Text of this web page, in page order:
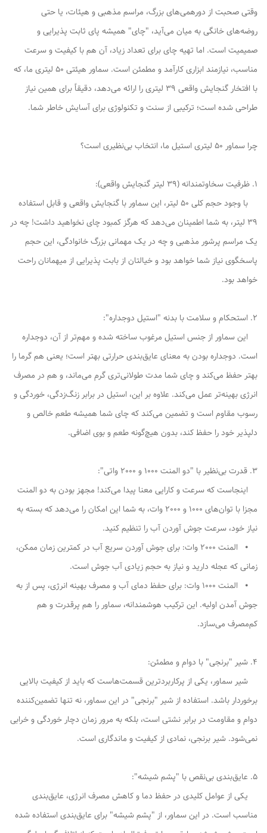
وقتی صحبت از دورهمی‌های بزرگ، مراسم مذهبی و هیئات، یا حتی
روضه‌های خانگی به میان می‌آید، "چای" همیشه پای ثابت پذیرایی و
صمیمیت است. اما تهیه چای برای تعداد زیاد، آن هم با کیفیت و سرعت
مناسب، نیازمند ابزاری کارآمد و مطمئن است. سماور هیئتی 50 لیتری ما، که
با افتخار گنجایش واقعی 39 لیتری را ارائه می‌دهد، دقیقاً برای همین نیاز
طراحی شده است؛ ترکیبی از سنت و تکنولوژی برای آسایش خاطر شما.
چرا سماور 50 لیتری استیل ما، انتخاب بی‌نظیری است؟
1. ظرفیت سخاوتمندانه (39 لیتر گنجایش واقعی):
با وجود حجم کلی 50 لیتر، این سماور با گنجایش واقعی و قابل استفاده
39 لیتر، به شما اطمینان می‌دهد که هرگز کمبود چای نخواهید داشت! چه در
یک مراسم پرشور مذهبی و چه در یک مهمانی بزرگ خانوادگی، این حجم
پاسخگوی نیاز شما خواهد بود و خیالتان از بابت پذیرایی از میهمانان راحت
خواهد بود.
2. استحکام و سلامت با بدنه "استیل دوجداره":
این سماور از جنس استیل مرغوب ساخته شده و مهم‌تر از آن، دوجداره
است. دوجداره بودن به معنای عایق‌بندی حرارتی بهتر است؛ یعنی هم گرما را
بهتر حفظ می‌کند و چای شما مدت طولانی‌تری گرم می‌ماند، و هم در مصرف
انرژی بهینه‌تر عمل می‌کند. علاوه بر این، استیل در برابر زنگ‌زدگی، خوردگی و
رسوب مقاوم است و تضمین می‌کند که چای شما همیشه طعم خالص و
دلپذیر خود را حفظ کند، بدون هیچ‌گونه طعم و بوی اضافی.
3. قدرت بی‌نظیر با "دو المنت 1000 و 2000 واتی":
اینجاست که سرعت و کارایی معنا پیدا می‌کند! مجهز بودن به دو المنت
مجزا با توان‌های 1000 و 2000 وات، به شما این امکان را می‌دهد که بسته به
نیاز خود، سرعت جوش آوردن آب را تنظیم کنید.
⦁ المنت 2000 وات: برای جوش آوردن سریع آب در کمترین زمان ممکن،
زمانی که عجله دارید و نیاز به حجم زیادی آب جوش است.
⦁ المنت 1000 وات: برای حفظ دمای آب و مصرف بهینه انرژی، پس از به
جوش آمدن اولیه. این ترکیب هوشمندانه، سماور را هم پرقدرت و هم
کم‌مصرف می‌سازد.
4. شیر "برنجی" با دوام و مطمئن:
شیر سماور، یکی از پرکاربردترین قسمت‌هاست که باید از کیفیت بالایی
برخوردار باشد. استفاده از شیر "برنجی" در این سماور، نه تنها تضمین‌کننده
دوام و مقاومت در برابر نشتی است، بلکه به مرور زمان دچار خوردگی و خرابی
نمی‌شود. شیر برنجی، نمادی از کیفیت و ماندگاری است.
5. عایق‌بندی بی‌نقص با "پشم شیشه":
یکی از عوامل کلیدی در حفظ دما و کاهش مصرف انرژی، عایق‌بندی
مناسب است. در این سماور، از "پشم شیشه" برای عایق‌بندی استفاده شده